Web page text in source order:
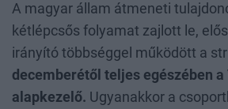
A magyar állam átmeneti
kétlépcsős folyamat zajlott le,
irányító többséggel működött a
decemberétől teljes egészében
alapkezelő. Ugyanakkor a